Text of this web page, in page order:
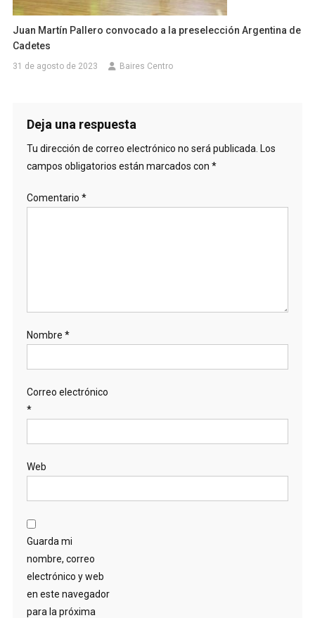
Juan Martín Pallero convocado a la preselección Argentina de
Cadetes
31 de agosto de 2023 Baires Centro
Deja una respuesta
Tu dirección de correo electrónico no será publicada. Los
campos obligatorios están marcados con *
Comentario *
Nombre *
Correo electrónico
*
Web
Guarda mi
nombre, correo
electrónico y web
en este navegador
para la próxima